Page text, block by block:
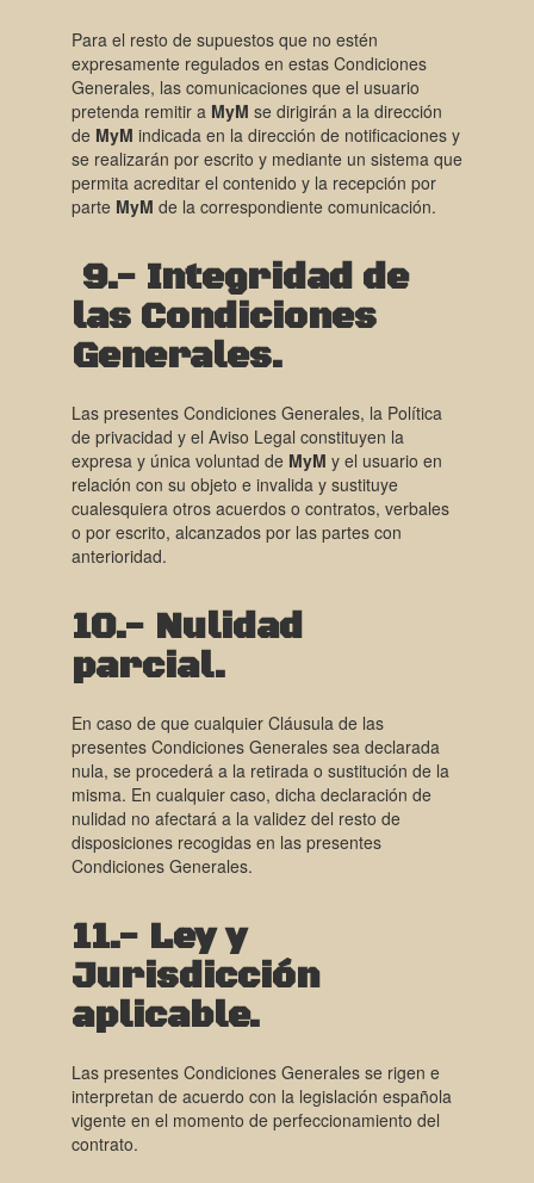
Para el resto de supuestos que no estén
expresamente regulados en estas Condiciones
Generales, las comunicaciones que el usuario
pretenda remitir a MyM se dirigirán a la dirección
de MyM indicada en la dirección de notificaciones y
se realizarán por escrito y mediante un sistema que
permita acreditar el contenido y la recepción por
parte MyM de la correspondiente comunicación.
9.- Integridad de
las Condiciones
Generales.
Las presentes Condiciones Generales, la Política
de privacidad y el Aviso Legal constituyen la
expresa y única voluntad de MyM y el usuario en
relación con su objeto e invalida y sustituye
cualesquiera otros acuerdos o contratos, verbales
o por escrito, alcanzados por las partes con
anterioridad.
10.- Nulidad
parcial.
En caso de que cualquier Cláusula de las
presentes Condiciones Generales sea declarada
nula, se procederá a la retirada o sustitución de la
misma. En cualquier caso, dicha declaración de
nulidad no afectará a la validez del resto de
disposiciones recogidas en las presentes
Condiciones Generales.
11.- Ley y
Jurisdicción
aplicable.
Las presentes Condiciones Generales se rigen e
interpretan de acuerdo con la legislación española
vigente en el momento de perfeccionamiento del
contrato.